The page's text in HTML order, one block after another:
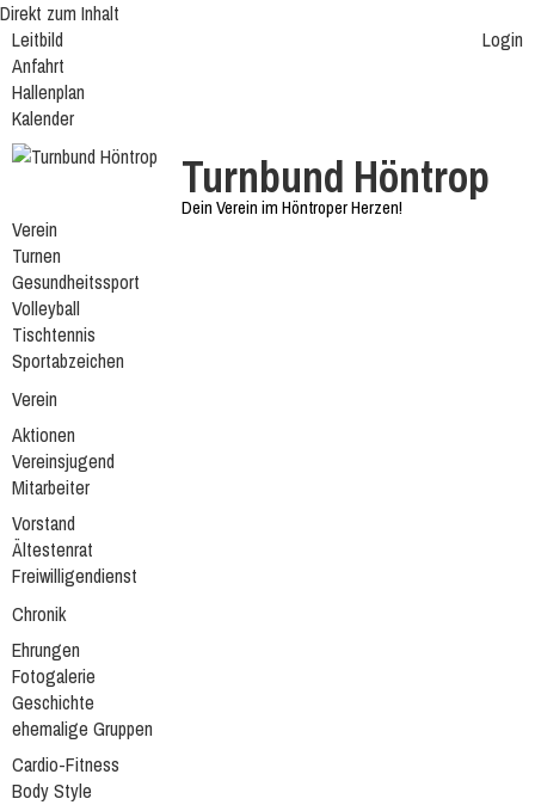
Direkt zum Inhalt
Login
Leitbild
Anfahrt
Hallenplan
Kalender
Turnbund Höntrop
Dein Verein im Höntroper Herzen!
Verein
Turnen
Gesundheitssport
Volleyball
Tischtennis
Sportabzeichen
Verein
Aktionen
Vereinsjugend
Mitarbeiter
Vorstand
Ältestenrat
Freiwilligendienst
Chronik
Ehrungen
Fotogalerie
Geschichte
ehemalige Gruppen
Cardio-Fitness
Body Style